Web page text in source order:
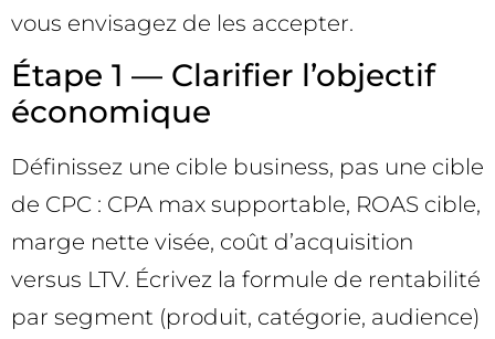
vous envisagez de les accepter.
Étape 1 — Clarifier l’objectif
économique
Définissez une cible business, pas une cible
de CPC : CPA max supportable, ROAS cible,
marge nette visée, coût d’acquisition
versus LTV. Écrivez la formule de rentabilité
par segment (produit, catégorie, audience)